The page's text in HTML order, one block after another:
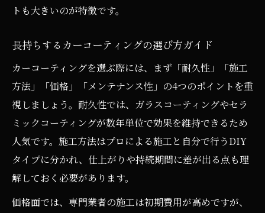
トも大きいのが特徴です。
長持ちするカーコーティングの選び方ガイド
カーコーティングを選ぶ際には、まず「耐久性」「施工
方法」「価格」「メンテナンス性」の4つのポイントを重
視しましょう。耐久性では、ガラスコーティングやセラ
ミックコーティングが数年単位で効果を維持できるため
人気です。施工方法はプロによる施工と自分で行うDIY
タイプに分かれ、仕上がりや持続期間に差が出る点も理
解しておく必要があります。
価格面では、専門業者の施工は初期費用が高めですが、